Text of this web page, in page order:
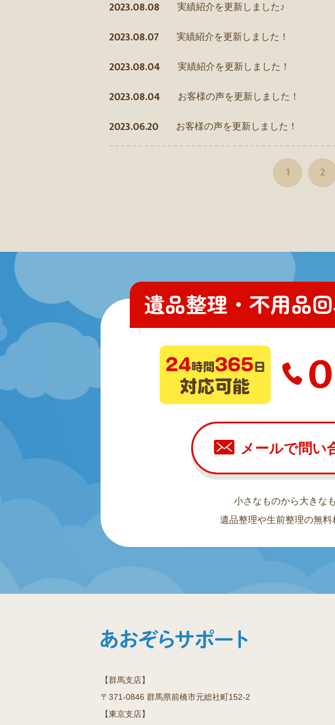
2023.08.08 実績紹介を更新しました♪
2023.08.07 実績紹介を更新しました！
2023.08.04 実績紹介を更新しました！
2023.08.04 お客様の声を更新しました！
2023.06.20 お客様の声を更新しました！
1 2
遺品整理・不用品
メールで問い
小さなものから大きな
遺品整理や生前整理の無料
【群馬支店】
〒371-0846 群馬県前橋市元総社町152-2
【東京支店】